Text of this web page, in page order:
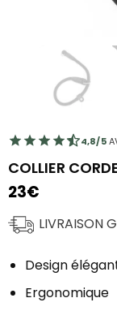
4,8/5
COLLIER
23€
LIVRAISON
Design
Ergonomique